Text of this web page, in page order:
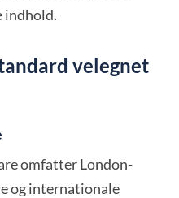
velegnet
omfatter London-
og internationale